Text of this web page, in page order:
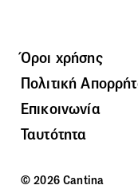
Όροι χρήσης
Πολιτική
Επικοινωνία
Ταυτότητα
© 2026 Cantina